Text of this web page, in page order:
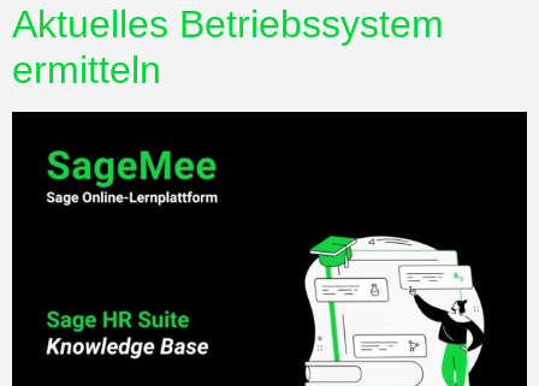
Aktuelles Betriebssystem
ermitteln